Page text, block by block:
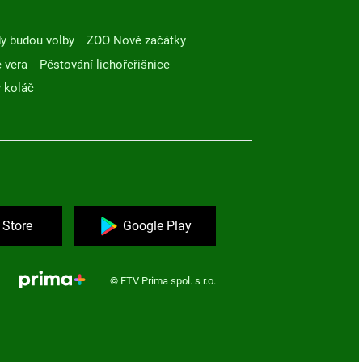
budou volby
ZOO Nové začátky
vera
Pěstování lichořeřišnice
koláč
Google Play
© FTV Prima spol. s r.o.